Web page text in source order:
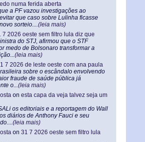
numa ferida aberta
a PF vazou investigações ao
que caso sobre Lulinha ficasse
sorteio....(leia mais)
7 2026 oeste sem filtro lula diz que
do STJ, afirmou que o STF
medo de Bolsonaro transformar a
(leia mais)
7 2026 de leste oeste com ana paula
sobre o escândalo envolvendo
fraude de saúde pública já
o...(leia mais)
on esta capa da veja talvez seja um
os editoriais e a reportagem do Wall
diários de Anthony Fauci e seu
(leia mais)
on 31 7 2026 oeste sem filtro lula